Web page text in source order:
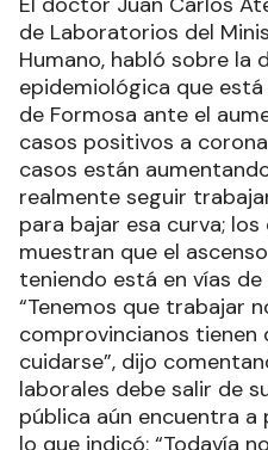
de Laboratorios del
Humano, habló sobre la
epidemiológica que
de Formosa ante el
casos positivos a
casos están
realmente seguir
para bajar esa curva;
muestran que el
teniendo está en vías
“Tenemos que trabajar
comprovincianos tienen
cuidarse”, dijo
laborales debe salir de
pública aún encuentra a
lo que indicó: “Todavía